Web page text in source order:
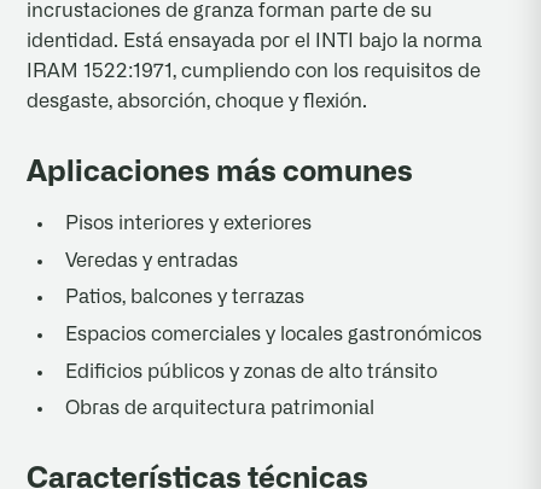
incrustaciones de granza forman parte de su
identidad. Está ensayada por el INTI bajo la norma
IRAM 1522:1971, cumpliendo con los requisitos de
desgaste, absorción, choque y flexión.
Aplicaciones más comunes
Pisos interiores y exteriores
Veredas y entradas
Patios, balcones y terrazas
Espacios comerciales y locales gastronómicos
Edificios públicos y zonas de alto tránsito
Obras de arquitectura patrimonial
Características técnicas